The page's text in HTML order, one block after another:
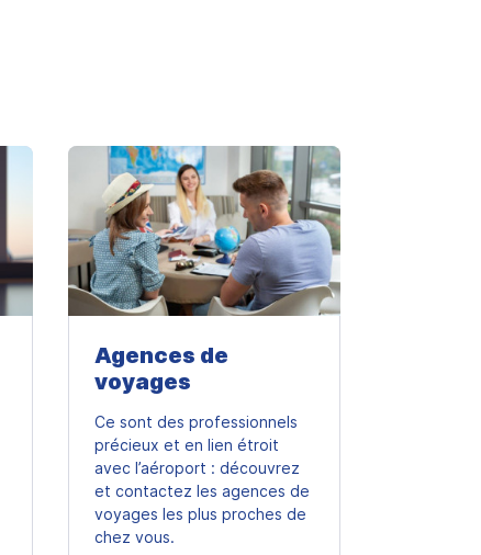
Agences de
voyages
Ce sont des professionnels
précieux et en lien étroit
avec l’aéroport : découvrez
et contactez les agences de
voyages les plus proches de
chez vous.